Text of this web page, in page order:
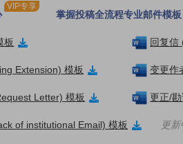
VIP专享
掌握投稿全流程专业邮件模
板 回复信
Extension) 模板 变更作
Letter) 模板 更正/
of institutional Email) 模板 更